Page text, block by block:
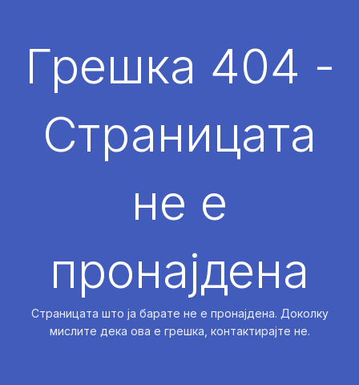
АНГАЖИРАЈ
Грешка 404 -
Страницата
не е
пронајдена
Страницата што ја барате не е пронајдена. Доколку
мислите дека ова е грешка, контактирајте не.